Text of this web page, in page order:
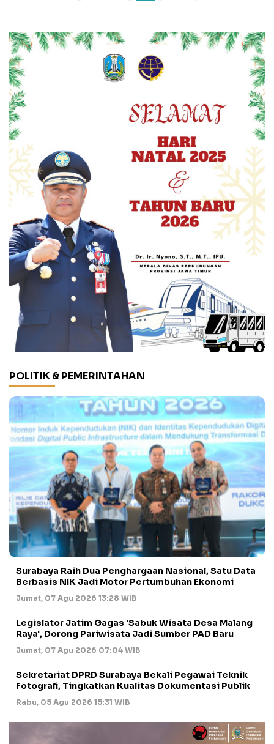
POLITIK & PEMERINTAHAN
Surabaya Raih Dua Penghargaan Nasional, Satu Data
Berbasis NIK Jadi Motor Pertumbuhan Ekonomi
Jumat, 07 Agu 2026 13:28 WIB
Legislator Jatim Gagas 'Sabuk Wisata Desa Malang
Raya', Dorong Pariwisata Jadi Sumber PAD Baru
Jumat, 07 Agu 2026 07:04 WIB
Sekretariat DPRD Surabaya Bekali Pegawai Teknik
Fotografi, Tingkatkan Kualitas Dokumentasi Publik
Rabu, 05 Agu 2026 15:31 WIB